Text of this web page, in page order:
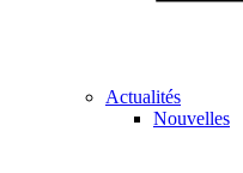
Actualités
Nouvelles